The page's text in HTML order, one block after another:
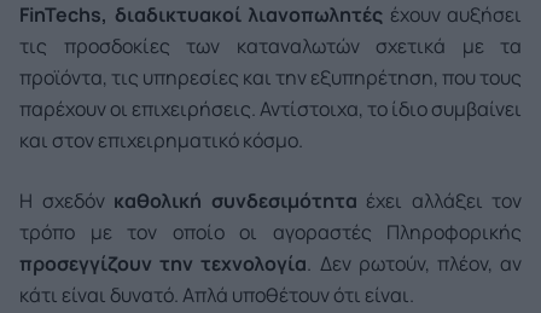
FinTechs, διαδικτυακοί λιανοπωλητές έχουν αυξήσει
τις προσδοκίες των καταναλωτών σχετικά με τα
προϊόντα, τις υπηρεσίες και την εξυπηρέτηση, που τους
παρέχουν οι επιχειρήσεις. Αντίστοιχα, το ίδιο συμβαίνει
και στον επιχειρηματικό κόσμο.
Η σχεδόν καθολική συνδεσιμότητα έχει αλλάξει τον
τρόπο με τον οποίο οι αγοραστές Πληροφορικής
προσεγγίζουν την τεχνολογία. Δεν ρωτούν, πλέον, αν
κάτι είναι δυνατό. Απλά υποθέτουν ότι είναι.